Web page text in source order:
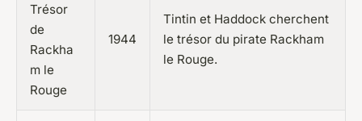
Trésor
de
Rackha
m le
Rouge
1944
Tintin et Haddock cherchent
le trésor du pirate Rackham
le Rouge.